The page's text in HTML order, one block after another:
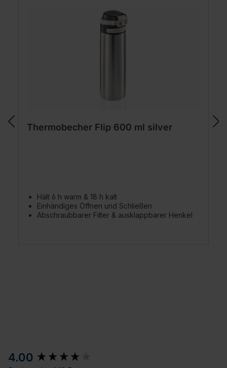
Thermobecher Flip 600 ml silver
Hält 6 h warm & 18 h kalt
Einhändiges Öffnen und Schließen
Abschraubbarer Filter & ausklappbarer Henkel
4.00
New content loaded